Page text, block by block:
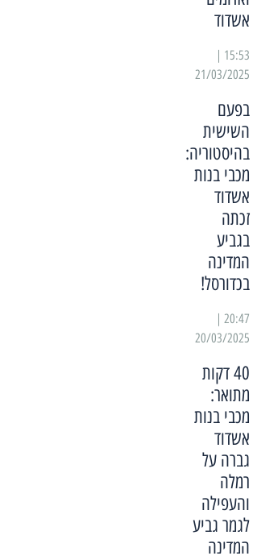
אשדוד
21/03/2025
בפעם
השישית
בהיסטוריה:
מכבי בנות
אשדוד
זכתה
בגביע
המדינה
בכדורסל!
20/03/2025
40 דקות
מתואר:
מכבי בנות
אשדוד
גברה על
רמלה
והעפילה
לגמר גביע
המדינה